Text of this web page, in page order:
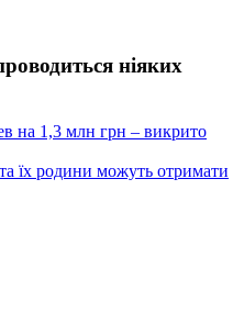
ніяких
на 1,3 млн грн – викрито
їх родини можуть отримати